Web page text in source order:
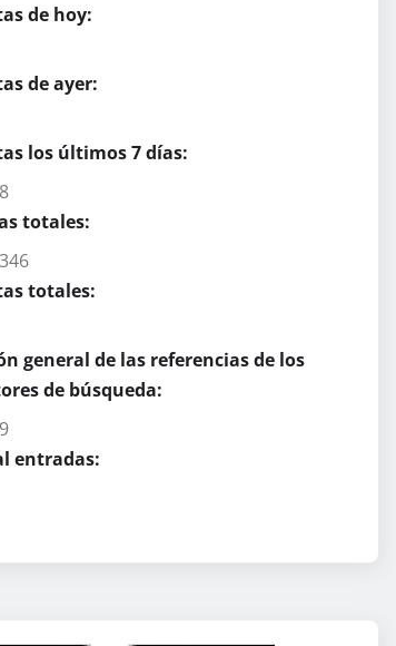
de hoy:
de ayer:
los últimos 7 días:
totales:
totales:
general de las referencias de los
de búsqueda:
entradas: